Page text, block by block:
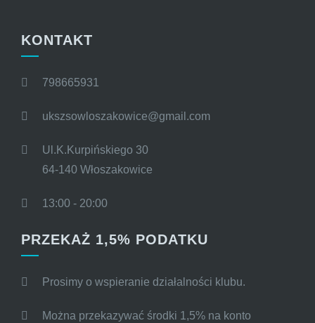
KONTAKT
798665931
ukszsowloszakowice@gmail.com
Ul.K.Kurpińskiego 30
64-140 Włoszakowice
13:00 - 20:00
PRZEKAŻ 1,5% PODATKU
Prosimy o wspieranie działalności klubu.
Można przekazywać środki 1,5% na konto